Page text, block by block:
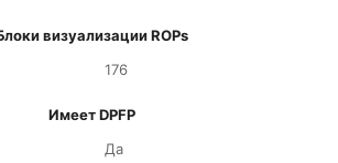
визуализации ROPs
176
Имеет DPFP
Да